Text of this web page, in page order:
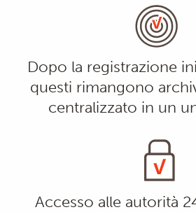
Dopo la registrazione
questi rimangono
centralizzato in un
Accesso alle autorità